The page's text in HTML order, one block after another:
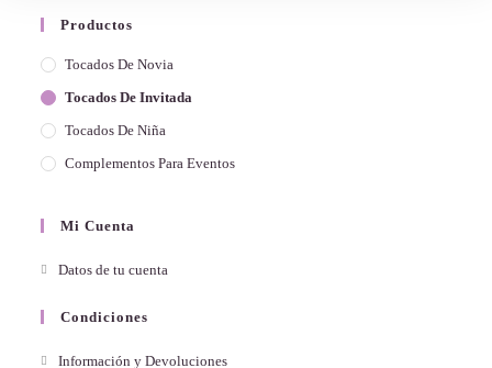
Productos
Tocados De Novia
Tocados De Invitada
Tocados De Niña
Complementos Para Eventos
Mi Cuenta
Datos de tu cuenta
Condiciones
Información y Devoluciones